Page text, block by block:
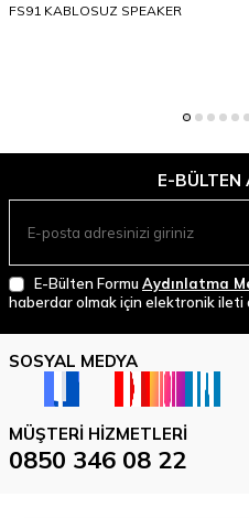
FS91 KABLOSUZ SPEAKER
E-BÜLTEN
E-Bülten Formu Aydınlatma
haberdar olmak için elektronik ileti
SOSYAL MEDYA
MÜŞTERI HIZMETLERI
0850 346 08 22